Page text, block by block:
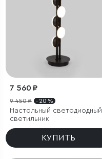
7 560 ₽
9 450 ₽ - 20 %
Настольный светодиодный
светильник
КУПИТЬ